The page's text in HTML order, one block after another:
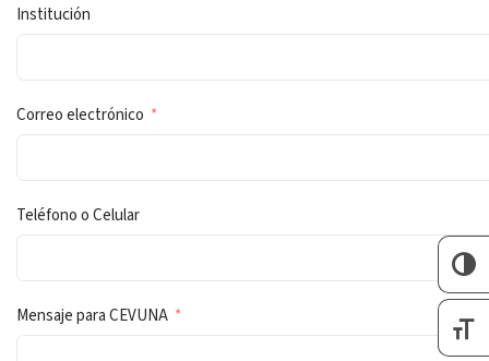
Institución
Correo electrónico
Teléfono o Celular
Mensaje para CEVUNA